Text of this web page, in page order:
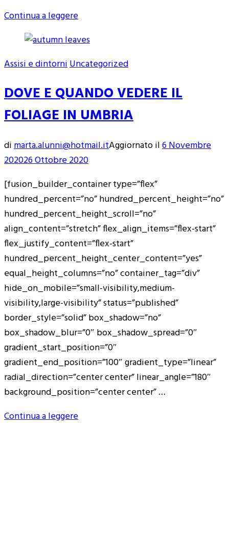
Continua a leggere
Assisi e dintorniUncategorized
DOVE E QUANDO VEDERE IL
FOLIAGE IN UMBRIA
dimarta.alunni@hotmail.itAggiornato il6 Novembre
202026 Ottobre 2020
[fusion_builder_container type=”flex”
hundred_percent=”no” hundred_percent_height=”no”
hundred_percent_height_scroll=”no”
align_content=”stretch” flex_align_items=”flex-start”
flex_justify_content=”flex-start”
hundred_percent_height_center_content=”yes”
equal_height_columns=”no” container_tag=”div”
hide_on_mobile=”small-visibility,medium-
visibility,large-visibility” status=”published”
border_style=”solid” box_shadow=”no”
box_shadow_blur=”0″ box_shadow_spread=”0″
gradient_start_position=”0″
gradient_end_position=”100″ gradient_type=”linear”
radial_direction=”center center” linear_angle=”180″
background_position=”center center” …
Continua a leggere